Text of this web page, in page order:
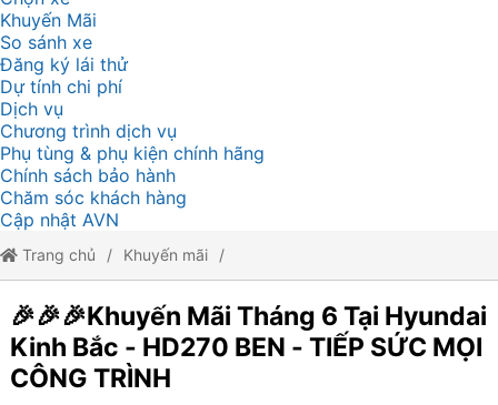
Khuyến Mãi
So sánh xe
Đăng ký lái thử
Dự tính chi phí
Dịch vụ
Chương trình dịch vụ
Phụ tùng & phụ kiện chính hãng
Chính sách bảo hành
Chăm sóc khách hàng
Cập nhật AVN
Trang chủ Khuyến mãi
🎉🎉🎉Khuyến Mãi Tháng 6 Tại Hyundai Kinh Bắc - HD270 BEN -
TIẾP SỨC MỌI CÔNG TRÌNH
🎉🎉🎉Khuyến Mãi Tháng 6 Tại Hyundai
Kinh Bắc - HD270 BEN - TIẾP SỨC MỌI
CÔNG TRÌNH